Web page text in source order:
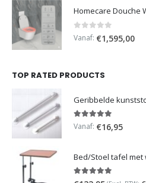
0 out of 5
Vanaf: €1,595,00
TOP RATED PRODUCTS
Geribbelde
5.00out of 5
Vanaf: €16,95
Bed/Stoel tafel
5.00out of 5